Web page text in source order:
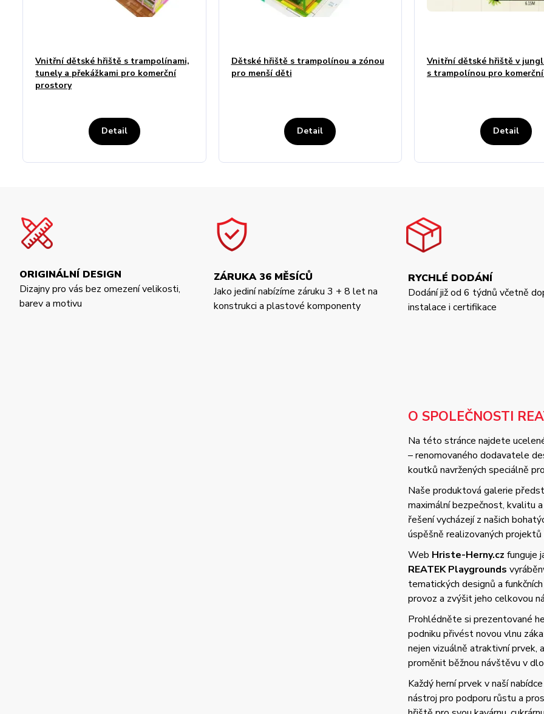
Vnitřní dětské hřiště s trampolínami,
tunely a překážkami pro komerční
prostory
Detail
Dětské hřiště s trampolínou a zónou
pro menší děti
Detail
Vnitřní dětské hřiště v
s trampolínou pro
Detail
ORIGINÁLNÍ DESIGN
Dizajny pro vás bez omezení velikosti,
barev a motivu
ZÁRUKA 36 MĚSÍCŮ
Jako jediní nabízíme záruku 3 + 8 let na
konstrukci a plastové komponenty
RYCHLÉ DODÁNÍ
Dodání již od 6 týdnů včetně
instalace i certifikace
O SPOLEČNOSTI
Na této stránce najdete
– renomovaného dodavatele
koutků navržených speciálně
Naše produktová galerie
maximální bezpečnost, kvalitu
řešení vycházejí z našich
úspěšně realizovaných
Web Hriste-Herny.cz funguje
REATEK Playgrounds
tematických designů a
provoz a zvýšit jeho celkovou
Prohlédněte si prezentované
podniku přivést novou vlnu
nejen vizuálně atraktivní prvek,
proměnit běžnou návštěvu v
Každý herní prvek v naší
nástroj pro podporu růstu a